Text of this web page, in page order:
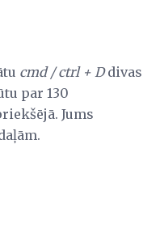
cmd / ctrl + Ddivas
par 130
Jums